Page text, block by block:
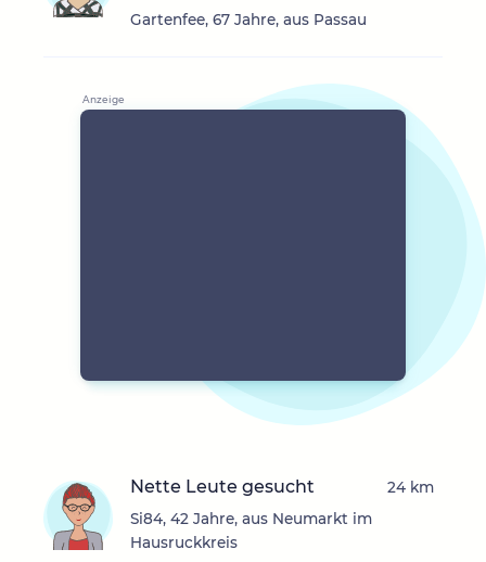
Gartenfee, 67 Jahre, aus Passau
Nette Leute gesucht
Si84, 42 Jahre, aus Neumarkt im
Hausruckkreis
24 km